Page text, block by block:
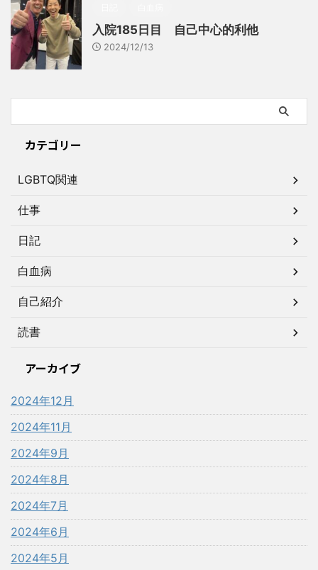
入院185日目 自己中心的利他
2024/12/13
カテゴリー
LGBTQ関連
仕事
日記
白血病
自己紹介
読書
アーカイブ
2024年12月
2024年11月
2024年9月
2024年8月
2024年7月
2024年6月
2024年5月